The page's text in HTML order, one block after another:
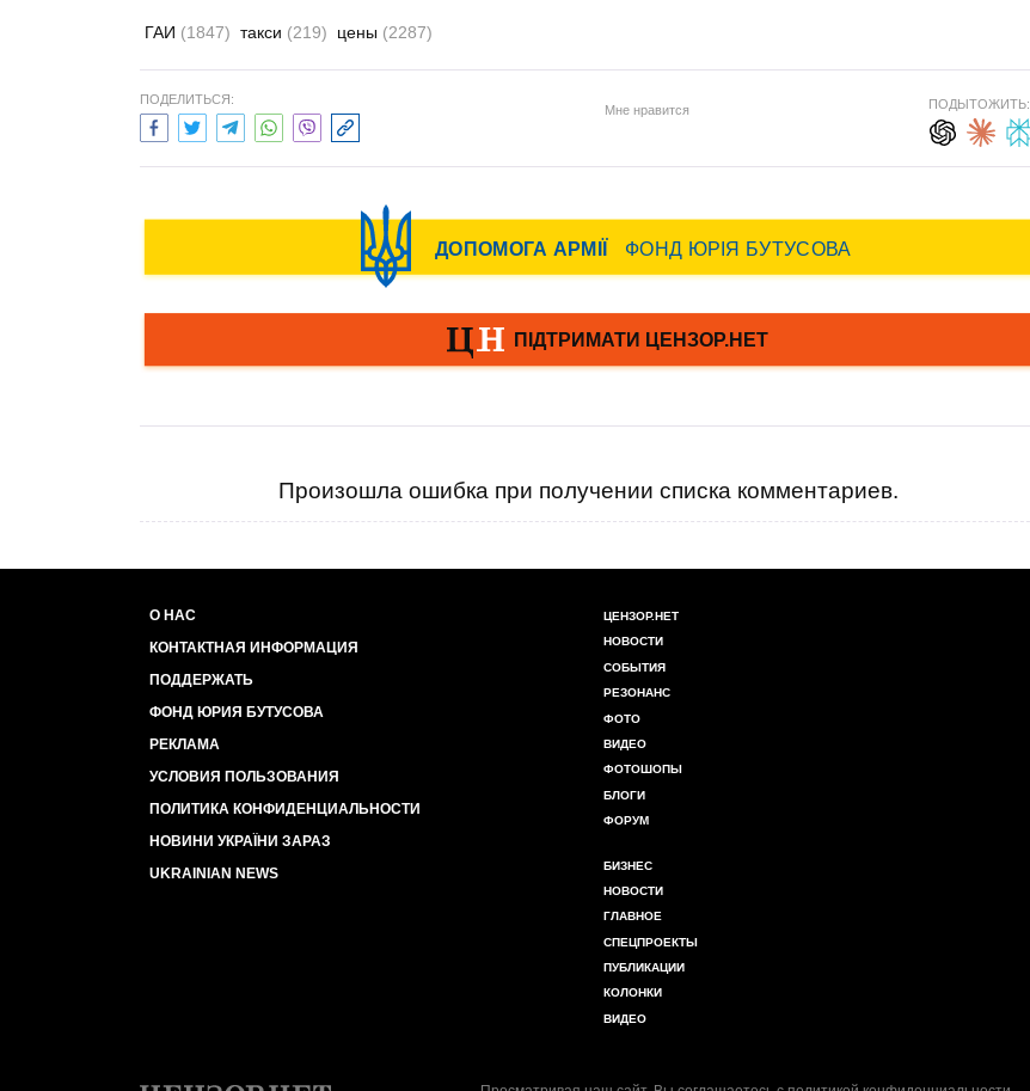
ГАИ (1847) такси (219) цены (2287)
ПОДЕЛИТЬСЯ:
Мне нравится ПОДЫТОЖИТЬ:
Произошла ошибка при получении списка комментариев.
О НАС
КОНТАКТНАЯ ИНФОРМАЦИЯ
ПОДДЕРЖАТЬ
ФОНД ЮРИЯ БУТУСОВА
РЕКЛАМА
УСЛОВИЯ ПОЛЬЗОВАНИЯ
ПОЛИТИКА КОНФИДЕНЦИАЛЬНОСТИ
НОВИНИ УКРАЇНИ ЗАРАЗ
UKRAINIAN NEWS
ЦЕНЗОР.НЕТ
НОВОСТИ
СОБЫТИЯ
РЕЗОНАНС
ФОТО
ВИДЕО
ФОТОШОПЫ
БЛОГИ
ФОРУМ
БИЗНЕС
НОВОСТИ
ГЛАВНОЕ
СПЕЦПРОЕКТЫ
ПУБЛИКАЦИИ
КОЛОНКИ
ВИДЕО